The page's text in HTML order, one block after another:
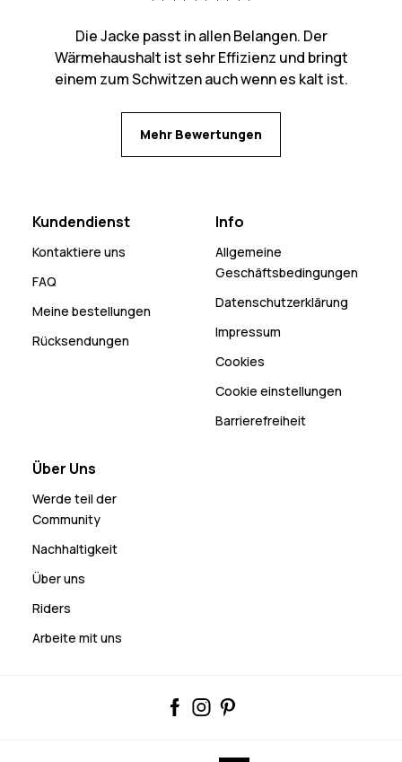
Die Jacke passt in allen Belangen. Der
Wärmehaushalt ist sehr Effizienz und bringt
einem zum Schwitzen auch wenn es kalt ist.
Mehr Bewertungen
Kundendienst
Kontaktiere uns
FAQ
Meine bestellungen
Rücksendungen
Info
Allgemeine
Geschäftsbedingungen
Datenschutzerklärung
Impressum
Cookies
Cookie einstellungen
Barrierefreiheit
Über Uns
Werde teil der
Community
Nachhaltigkeit
Über uns
Riders
Arbeite mit uns